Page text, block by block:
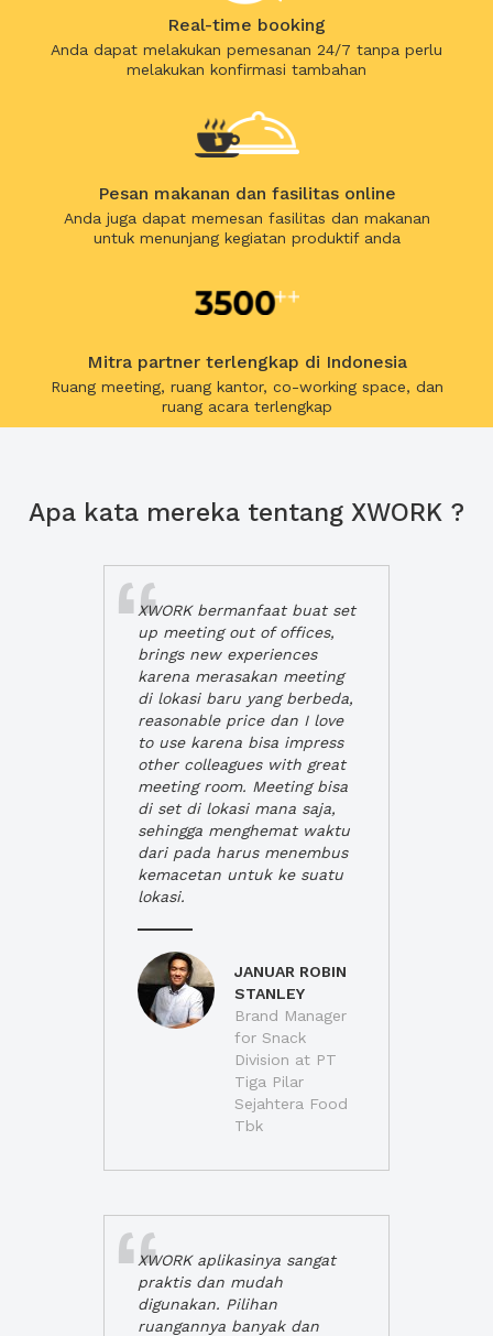
Real-time booking
Anda dapat melakukan pemesanan 24/7 tanpa perlu
melakukan konfirmasi tambahan
Pesan makanan dan fasilitas online
Anda juga dapat memesan fasilitas dan makanan
untuk menunjang kegiatan produktif anda
Mitra partner terlengkap di Indonesia
Ruang meeting, ruang kantor, co-working space, dan
ruang acara terlengkap
Apa kata mereka tentang XWORK ?
XWORK bermanfaat buat set
up meeting out of offices,
brings new experiences
karena merasakan meeting
di lokasi baru yang berbeda,
reasonable price dan I love
to use karena bisa impress
other colleagues with great
meeting room. Meeting bisa
di set di lokasi mana saja,
sehingga menghemat waktu
dari pada harus menembus
kemacetan untuk ke suatu
lokasi.
JANUAR ROBIN
STANLEY
Brand Manager
for Snack
Division at PT
Tiga Pilar
Sejahtera Food
Tbk
XWORK aplikasinya sangat
praktis dan mudah
digunakan. Pilihan
ruangannya banyak dan